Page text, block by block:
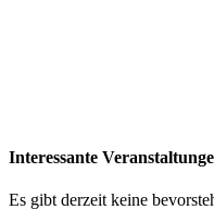
Interessante
Es gibt derzeit keine